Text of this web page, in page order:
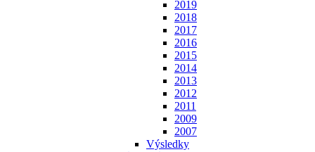
2019
2018
2017
2016
2015
2014
2013
2012
2011
2009
2007
Výsledky